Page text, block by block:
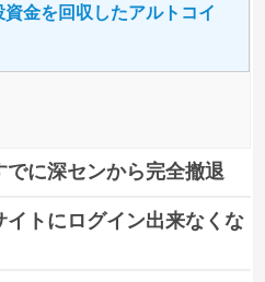
金を回収したアルトコイ
に深センから完全撤退
ィスのある企業でしたが、
いないようです。
トにログイン出来なくな